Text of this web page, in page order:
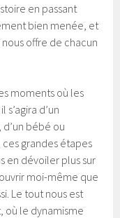
en passant
bien menée, et
offre de chacun
moments où les
d’un
bébé ou
grandes étapes
en dévoiler plus sur
moi-même que
Le tout nous est
où le dynamisme